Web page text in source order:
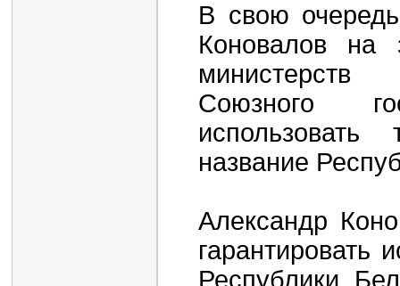
В свою
Коновалов на
министерств
Союзного
название
Александр
гарантировать
Республики